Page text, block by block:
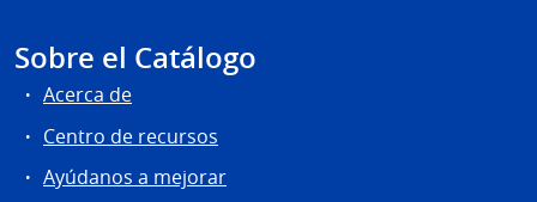
Sobre el Catálogo
Acerca de
Centro de recursos
Ayúdanos a mejorar